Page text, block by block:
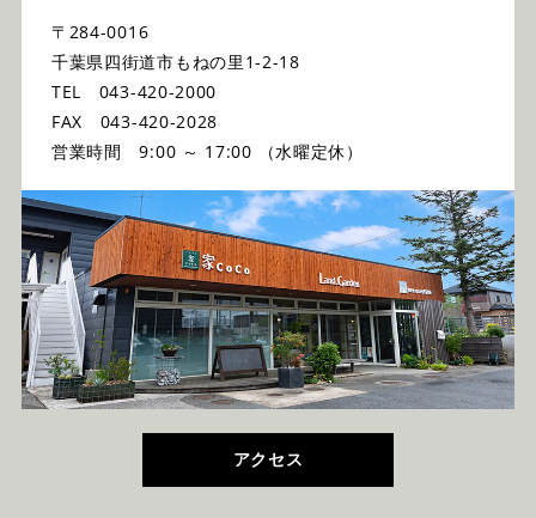
〒284-0016
千葉県四街道市もねの里1-2-18
TEL 043-420-2000
FAX 043-420-2028
営業時間 9:00 ～ 17:00 （水曜定休）
アクセス